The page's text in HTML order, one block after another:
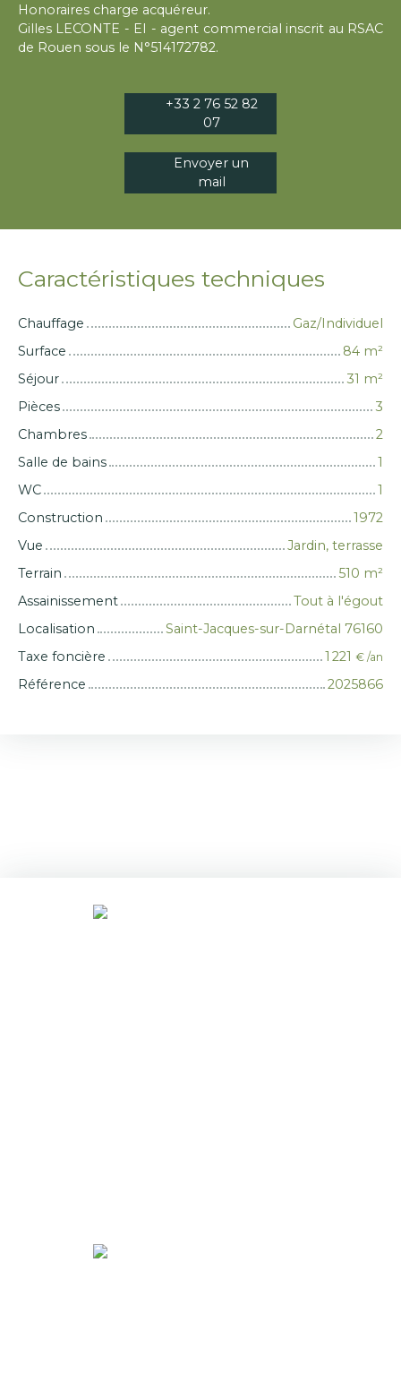
Honoraires charge acquéreur.
Gilles LECONTE - EI - agent commercial inscrit au RSAC
de Rouen sous le N°514172782.
+33 2 76 52 82
07
Envoyer un
mail
Caractéristiques techniques
Chauffage
Gaz/Individuel
Surface
84 m²
Séjour
31 m²
Pièces
3
Chambres
2
Salle de bains
1
WC
1
Construction
1972
Vue
Jardin, terrasse
Terrain
510 m²
Assainissement
Tout à l'égout
Localisation
Saint-Jacques-sur-Darnétal 76160
Taxe foncière
1 221 € /an
Référence 2025866